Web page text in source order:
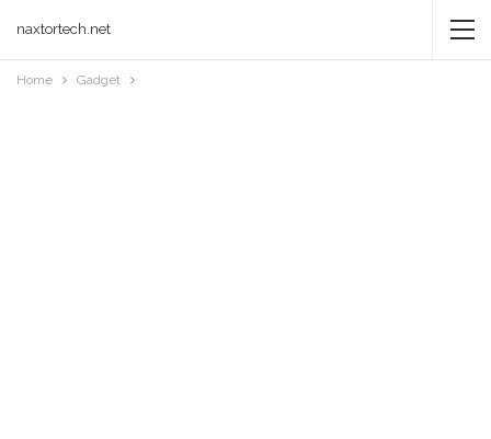
naxtortech.net
Home Gadget